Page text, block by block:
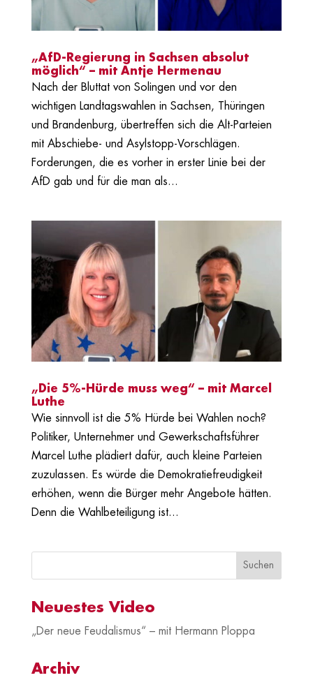
„AfD-Regierung in Sachsen absolut
möglich“ – mit Antje Hermenau
Nach der Bluttat von Solingen und vor den
wichtigen Landtagswahlen in Sachsen, Thüringen
und Brandenburg, übertreffen sich die Alt-Parteien
mit Abschiebe- und Asylstopp-Vorschlägen.
Forderungen, die es vorher in erster Linie bei der
AfD gab und für die man als...
„Die 5%-Hürde muss weg“ – mit Marcel
Luthe
Wie sinnvoll ist die 5% Hürde bei Wahlen noch?
Politiker, Unternehmer und Gewerkschaftsführer
Marcel Luthe plädiert dafür, auch kleine Parteien
zuzulassen. Es würde die Demokratiefreudigkeit
erhöhen, wenn die Bürger mehr Angebote hätten.
Denn die Wahlbeteiligung ist...
Neuestes Video
„Der neue Feudalismus“ – mit Hermann Ploppa
Archiv